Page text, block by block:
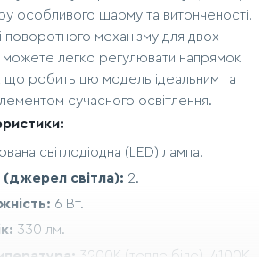
особливого шарму та витонченості.
поворотного механізму для двох
можете легко регулювати напрямок
що робить цю модель ідеальним та
сучасного освітлення.
світлодіодна (LED) лампа.
(джерел світла): 2.
6 Вт.
330 лм.
3200К (тепле біле), 4100К